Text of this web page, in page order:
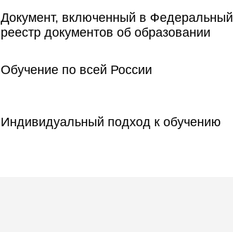
Документ, включенный в Федеральный
реестр документов об образовании
Обучение по всей России
Индивидуальный подход к обучению